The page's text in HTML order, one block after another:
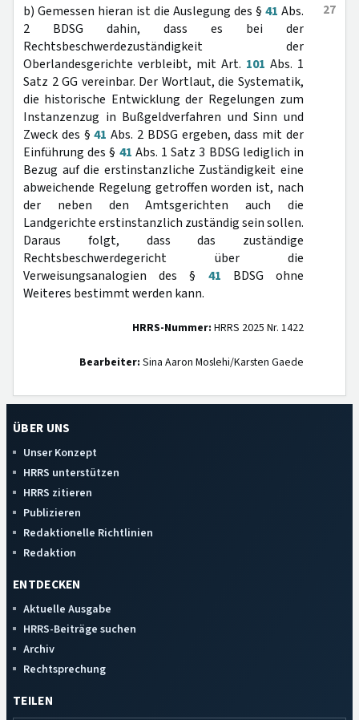
27
b) Gemessen hieran ist die Auslegung des § 41 Abs.
2 BDSG dahin, dass es bei der
Rechtsbeschwerdezuständigkeit der
Oberlandesgerichte verbleibt, mit Art. 101 Abs. 1
Satz 2 GG vereinbar. Der Wortlaut, die Systematik,
die historische Entwicklung der Regelungen zum
Instanzenzug in Bußgeldverfahren und Sinn und
Zweck des §41 Abs. 2 BDSG ergeben, dass mit der
Einführung des § 41 Abs. 1 Satz 3 BDSG lediglich in
Bezug auf die erstinstanzliche Zuständigkeit eine
abweichende Regelung getroffen worden ist, nach
der neben den Amtsgerichten auch die
Landgerichte erstinstanzlich zuständig sein sollen.
Daraus folgt, dass das zuständige
Rechtsbeschwerdegericht über die
Verweisungsanalogien des § 41 BDSG ohne
Weiteres bestimmt werden kann.
HRRS-Nummer: HRRS 2025 Nr. 1422
Bearbeiter: Sina Aaron Moslehi/Karsten Gaede
ÜBER UNS
Unser Konzept
HRRS unterstützen
HRRS zitieren
Publizieren
Redaktionelle Richtlinien
Redaktion
ENTDECKEN
Aktuelle Ausgabe
HRRS-Beiträge suchen
Archiv
Rechtsprechung
TEILEN